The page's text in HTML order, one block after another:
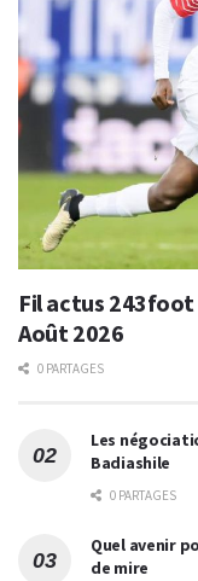
Fil actus
Août 2026
0 PARTAGES
Les
Badiashile
0 PARTAGES
Quel avenir
de mire